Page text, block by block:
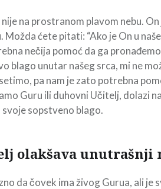
na prostranom plavom nebu. On
Možda ćete pitati: “Ako je On u
nečija pomoć da ga
blago unutar našeg srca, mi ne
pa nam je zato potrebna
Guru ili duhovni Učitelj, dolazi
svoje sopstveno blago.
olakšava unutrašnji
da čovek ima živog Gurua, ali je